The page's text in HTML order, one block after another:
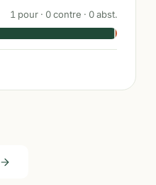
1 pour · 0contre · 0abst.